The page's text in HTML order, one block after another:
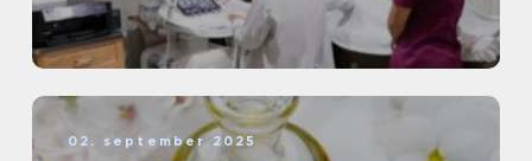
02. september 2025